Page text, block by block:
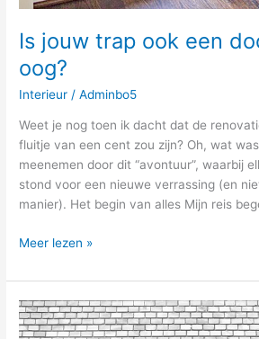
Is jouw trap ook een
oog?
Interieur /Adminbo5
Weet je nog toen ik dacht dat de
fluitje van een cent zou zijn? Oh, wat
meenemen door dit “avontuur”, waarbij
stond voor een nieuwe verrassing (en
manier). Het begin van alles Mijn reis
Meer lezen »
Waarom
je